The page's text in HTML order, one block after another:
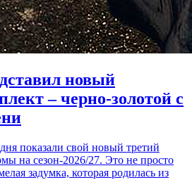
новый
– черно-золотой с
показали свой новый третий
на сезон-2026/27. Это не просто
задумка, которая родилась из